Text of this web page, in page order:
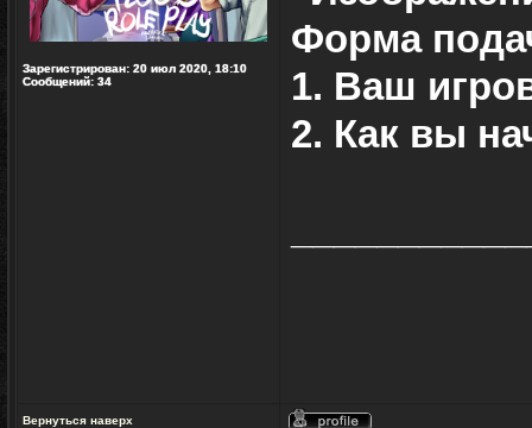
Зарегистрирован: 20 июл 2020, 18:10
Сообщений: 34
Форма
1. Ваш
2. Как вы
Вернуться наверх